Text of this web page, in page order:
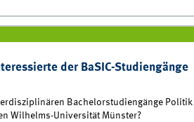
der BaSIC-Studiengänge
Bachelorstudiengänge
Wilhelms-Universität Münster?